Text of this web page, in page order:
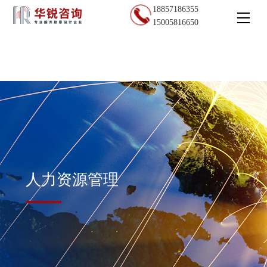
18857186355
15005816650
人力资源管理